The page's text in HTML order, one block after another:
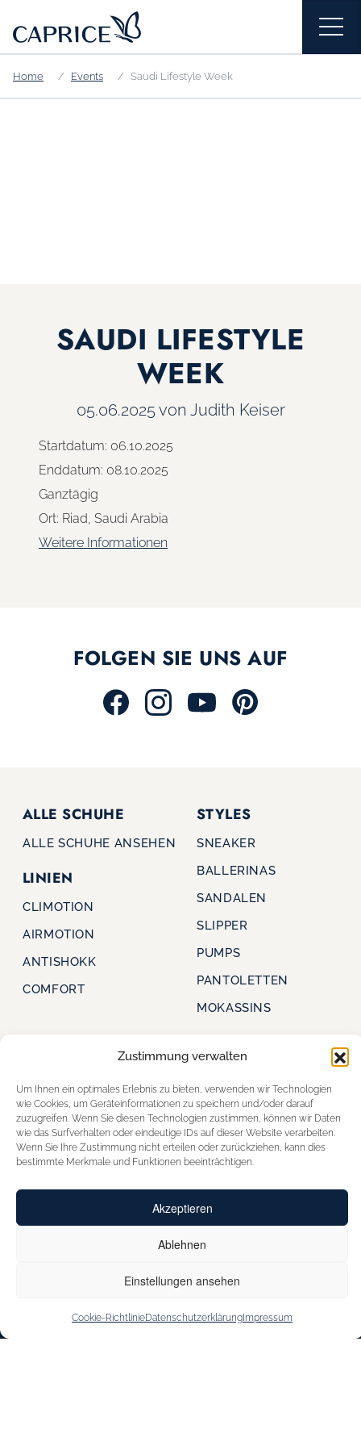
Zustimmung verwalten
Um Ihnen ein optimales Erlebnis zu bieten, verwenden wir Technologien
wie Cookies, um Geräteinformationen zu speichern und/oder darauf
zuzugreifen. Wenn Sie diesen Technologien zustimmen, können wir Daten
wie das Surfverhalten oder eindeutige IDs auf dieser Website verarbeiten.
Wenn Sie Ihre Zustimmung nicht erteilen oder zurückziehen, kann dies
bestimmte Merkmale und Funktionen beeinträchtigen.
Akzeptieren
Ablehnen
Einstellungen ansehen
Cookie-RichtlinieDatenschutzerklärung Impressum
Home Events Saudi Lifestyle Week
SAUDI LIFESTYLE
WEEK
05.06.2025 von Judith Keiser
Startdatum: 06.10.2025
Enddatum: 08.10.2025
Ganztägig
Ort: Riad, Saudi Arabia
Weitere Informationen
FOLGEN SIE UNS AUF
ALLE SCHUHE
ALLE SCHUHE ANSEHEN
LINIEN
CLIMOTION
AIRMOTION
ANTISHOKK
COMFORT
STYLES
SNEAKER
BALLERINAS
SANDALEN
SLIPPER
PUMPS
PANTOLETTEN
MOKASSINS
STARTSEITE
INSPIRATION
CAPRICE
FÜR HÄNDLER
MESSEN
VERTRETUNGEN
SHOE OUTLET